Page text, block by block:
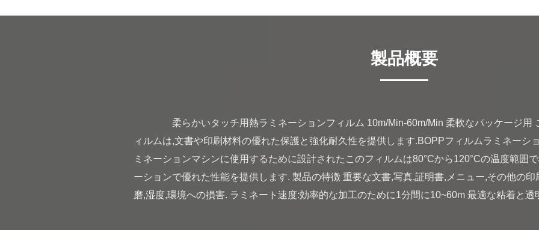
製品概要
ィルムは,文書や印刷材料の優れた保護と強化耐久性を提供します.BOPPフィルムラミネーシ
ミネーションマシンに使用するために設計されたこのフィルムは80°Cから120°Cの温度範囲
ーションで優れた性能を提供します. 製品の特徴 重要な文書,写真,証明書,メニュー,その他の
磨,湿度,環境への損害. ラミネート速度:効率的な加工のために1分間に10~60m 最適な粘着と透